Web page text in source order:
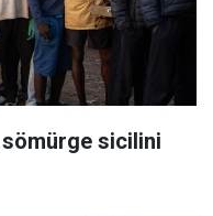
sömürge sicilini